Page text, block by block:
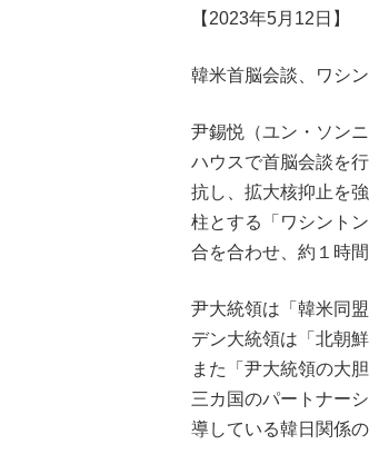
【2023年5月12日】
韓米首脳会談、ワシ
尹錫悦（ユン・ソン
ハウスで首脳会談を
抗し、拡大核抑止を
柱とする「ワシント
合を合わせ、約１時
尹大統領は「韓米同
デン大統領は「北朝
また「尹大統領の大
三カ国のパートナー
導している韓日関係